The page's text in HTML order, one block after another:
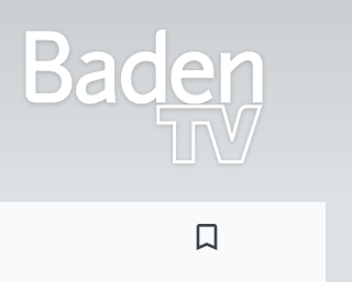
bookmark_border